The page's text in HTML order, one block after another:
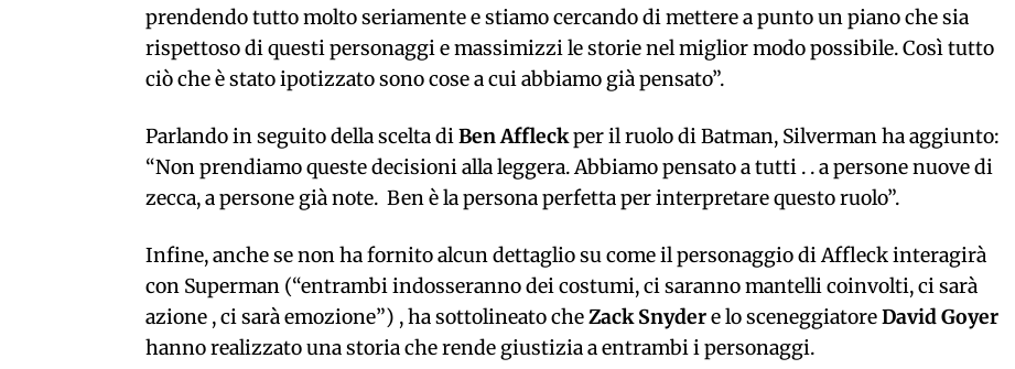
prendendo tutto molto seriamente e stiamo cercando di mettere a punto un piano che sia
rispettoso di questi personaggi e massimizzi le storie nel miglior modo possibile.Così tutto
ciò che è stato ipotizzato sono cose a cui abbiamo già pensato”.
Parlando in seguito della scelta diBen Affleckper il ruolo di Batman, Silverman ha aggiunto:
“Non prendiamo queste decisioni alla leggera. Abbiamo pensato a tutti . . a persone nuove di
zecca, a persone già note. Ben è la persona perfetta per interpretare questoruolo”.
Infine,anche se non ha fornito alcun dettaglio su come il personaggio di Affleck interagirà
con Superman (“entrambi indosseranno dei costumi, ci saranno mantelli coinvolti, ci sarà
azione , ci sarà emozione”) , ha sottolineato cheZackSnydere lo sceneggiatoreDavid Goyer
hanno realizzato una storia che rende giustizia a entrambi i personaggi.